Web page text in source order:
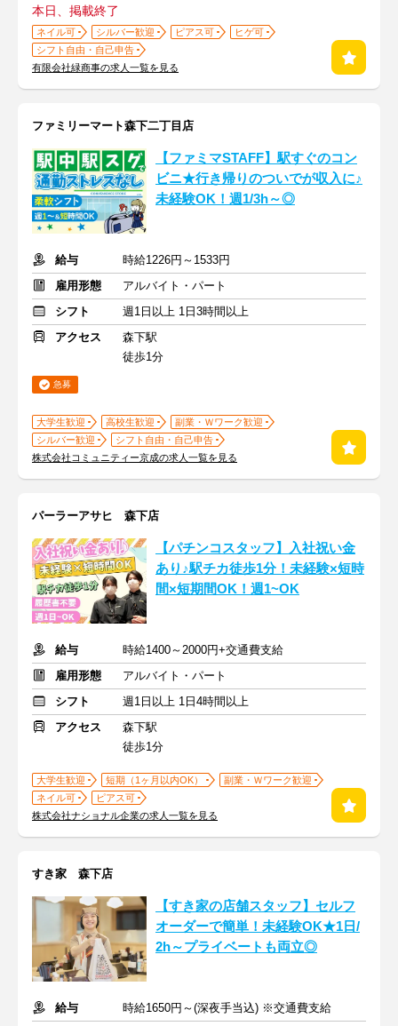
本日、掲載終了
ネイル可 シルバー歓迎 ピアス可
ヒゲ可
シフト自由・自己申告
有限会社緑商事の求人一覧を見る
ファミリーマート森下二丁目店
【ファミマSTAFF】駅すぐのコン
ビニ★行き帰りのついでが収入に♪
未経験OK！週1/3h～◎
給与
時給1226円～1533円
雇用形態
アルバイト・パート
シフト
週1日以上 1日3時間以上
アクセス
森下駅
徒歩1分
急募
大学生歓迎 高校生歓迎
副業・Ｗワーク歓迎
シルバー歓迎
シフト自由・自己申告
株式会社コミュニティー京成の求人一覧を見る
パーラーアサヒ 森下店
【パチンコスタッフ】入社祝い金
あり♪駅チカ徒歩1分！未経験×短時
間×短期間OK！週1~OK
給与
時給1400～2000円+交通費支給
雇用形態
アルバイト・パート
シフト
週1日以上 1日4時間以上
アクセス
森下駅
徒歩1分
大学生歓迎 短期（1ヶ月以内OK）
副業・Ｗワーク歓迎
ネイル可
ピアス可
株式会社ナショナル企業の求人一覧を見る
すき家 森下店
【すき家の店舗スタッフ】セルフ
オーダーで簡単！未経験OK★1日/
2h～プライベートも両立◎
給与
時給1650円～(深夜手当込) ※交通費支給